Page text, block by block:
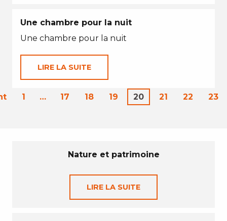
Une chambre pour la nuit
Une chambre pour la nuit
LIRE LA SUITE
1 … 17 18 19 20 21 22 23
Nature et patrimoine
LIRE LA SUITE